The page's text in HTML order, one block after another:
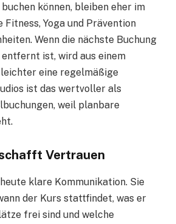
können, bleiben eher im
Fitness, Yoga und Prävention
Wenn die nächste Buchung
ist, wird aus einem
eine regelmäßige
ist das wertvoller als
weil planbare
Vertrauen
klare Kommunikation. Sie
der Kurs stattfindet, was er
frei sind und welche